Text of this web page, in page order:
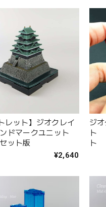
レット】ジオクレイ
ドマークユニット
ット版
¥2,640
ジ
ト
ト